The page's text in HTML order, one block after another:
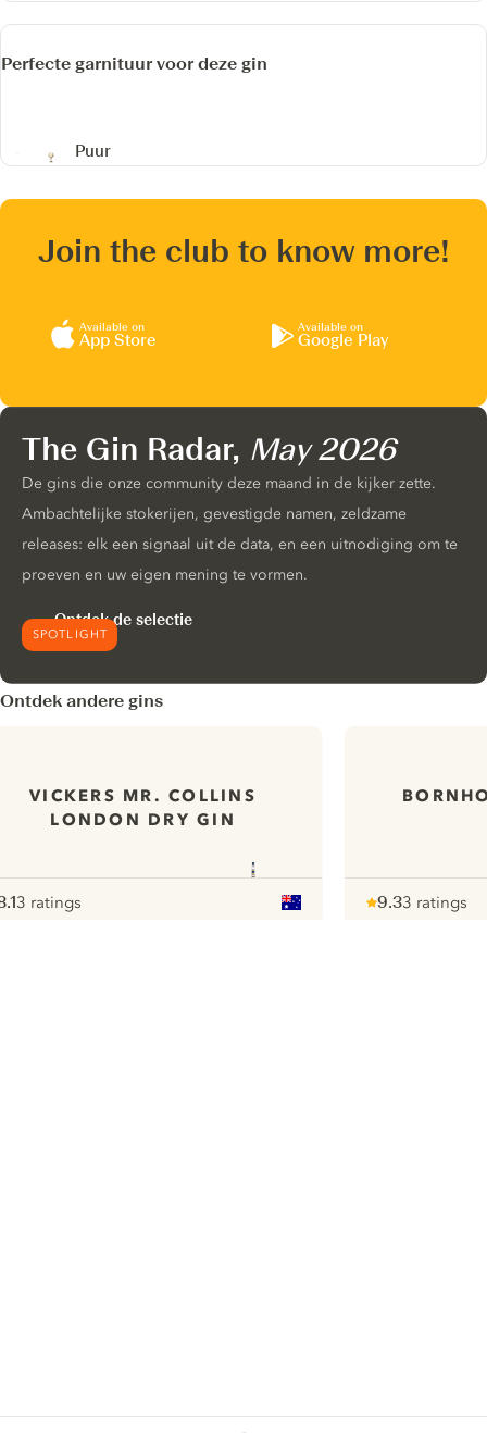
Perfecte garnituur voor deze gin
Puur
Join the club to know more!
Available on
App Store
Available on
Google Play
SPOTLIGHT
The Gin Radar, May 2026
De gins die onze community deze maand in de kijker zette.
Ambachtelijke stokerijen, gevestigde namen, zeldzame
releases: elk een signaal uit de data, en een uitnodiging om te
proeven en uw eigen mening te vormen.
Ontdek de selectie
Ontdek andere gins
VICKERS MR. COLLINS
LONDON DRY GIN
3 ratings
9.33 ratings